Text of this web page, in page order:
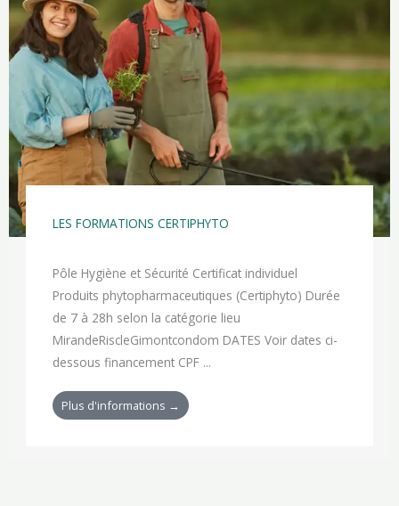
LES FORMATIONS CERTIPHYTO
Pôle Hygiène et Sécurité Certificat individuel
Produits phytopharmaceutiques (Certiphyto) Durée
de 7 à 28h selon la catégorie lieu
MirandeRiscleGimontcondom DATES Voir dates ci-
dessous financement CPF ...
Plus d'informations →